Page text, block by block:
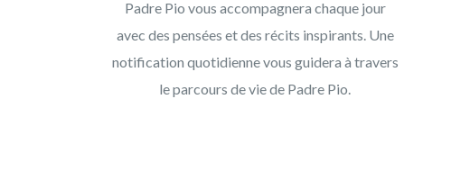
Padre Pio vous accompagnera chaque jour
avec des pensées et des récits inspirants. Une
notification quotidienne vous guidera à travers
le parcours de vie de Padre Pio.